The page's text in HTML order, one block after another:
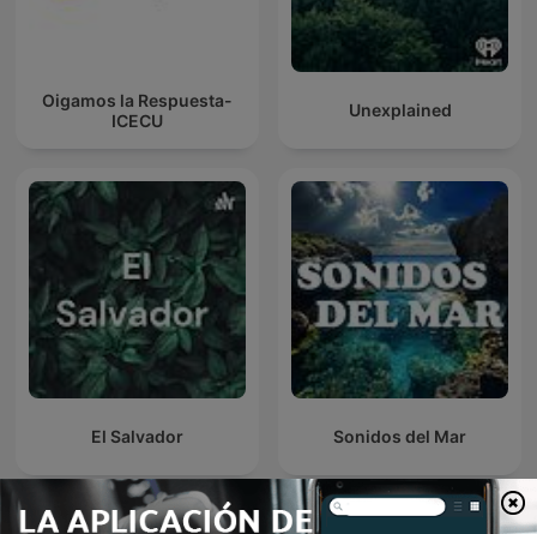
Oigamos la Respuesta-
ICECU
Unexplained
El Salvador Sonidos del Mar